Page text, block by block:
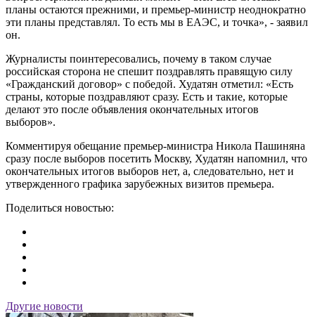
планы остаются прежними, и премьер-министр неоднократно
эти планы представлял. То есть мы в ЕАЭС, и точка», - заявил
он.
Журналисты поинтересовались, почему в таком случае
российская сторона не спешит поздравлять правящую силу
«Гражданский договор» с победой. Худатян отметил: «Есть
страны, которые поздравляют сразу. Есть и такие, которые
делают это после объявления окончательных итогов
выборов».
Комментируя обещание премьер-министра Никола Пашиняна
сразу после выборов посетить Москву, Худатян напомнил, что
окончательных итогов выборов нет, а, следовательно, нет и
утвержденного графика зарубежных визитов премьера.
Поделиться новостью:
Другие новости